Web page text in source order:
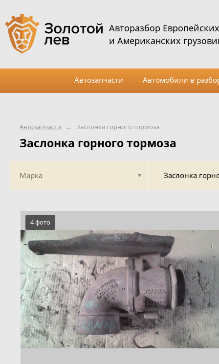
Автозапчасти ← Заслонка горного тормоза
Заслонка горного тормоза
Марка Заслонка
4 фото
Авторазбор Европейских
и Американских
Автозапчасти Автомобили в